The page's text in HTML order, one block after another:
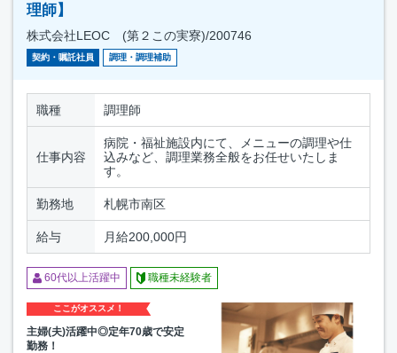
理師】
株式会社LEOC (第２この実寮)/200746
契約・嘱託社員 調理・調理補助
職種 調理師
仕事内容
病院・福祉施設内にて、メニューの調理や仕
込みなど、調理業務全般をお任せいたしま
す。
勤務地 札幌市南区
給与 月給200,000円
60代以上活躍中 職種未経験者
ここがオススメ！
主婦(夫)活躍中◎定年70歳で安定
勤務！